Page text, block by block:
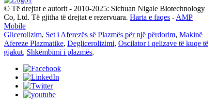
© Të drejtat e autorit - 2010-2025: Sichuan Nigale Biotechnology
Co, Ltd. Të gjitha të drejtat e rezervuara. Harta e faqes - AMP
Mobile
Glicerolizim, Set i Aferezës së Plazmës për një përdorim, Makinë
Afereze Plazmatike, Deglicerolizimi, Oscilator i qelizave të kuqe të
gjakut, Shkëmbimi i plazmës,